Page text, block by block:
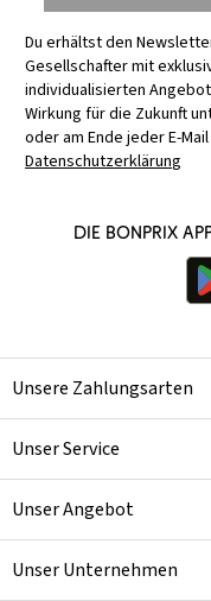
Du erhältst den
Gesellschafter mit
individualisierten
Wirkung für die Zukunft
oder am Ende jeder E-
Datenschutzerklärung
Die bonprix
Unsere Zahlungsarten
Unser Service
Unser Angebot
Unser Unternehmen